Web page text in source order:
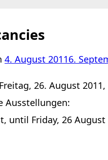
Posted
4. August 20116.
26. August
Ausstellungen:
until Friday, 26